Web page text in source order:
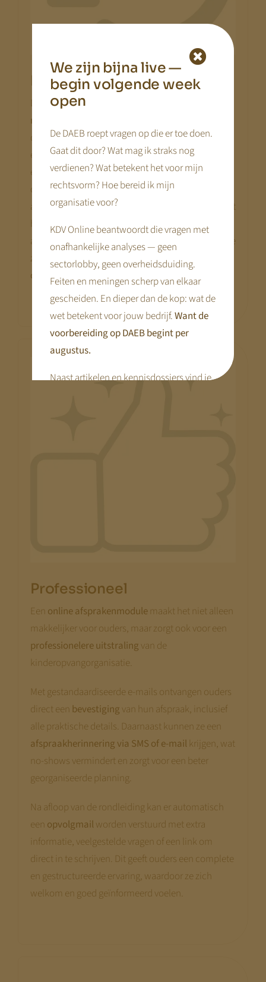
Efficiënt
Daarnaastverhoogt de rondleiding afspraak
module de efficiëntie
doordat afspraken automatisch worden ingepland
en bevestigd. Het voorkomt nog nabellen of mailen
en ouders vergeten ook niet de afspraak doordat de
ouder via e-mail en/of SMS wordt herinnerd aan de
afspraak. Dit voorkomt miscommunicatie en maakt
het proces overzichtelijker. Met een online
afsprakenmodule laat een kinderopvangorganisatie
zien dat zij meedenkt met de behoeften van
ouders, wat de klanttevredenheid ten goede komt.
Professioneel
Een online afsprakenmodulemaakt het niet alleen
makkelijker voor ouders, maar zorgt ook voor een
professionelere uitstraling van de
kinderopvangorganisatie.
Met gestandaardiseerde e-mails ontvangen ouders
direct een bevestiging van hun afspraak, inclusief
alle praktische details. Daarnaast kunnen ze een
afspraakherinnering via SMS of e-mailkrijgen, wat
no-shows vermindert en zorgt voor een beter
georganiseerde planning.
Na afloop van de rondleiding kan er automatisch
een opvolgmailworden verstuurd met extra
informatie, veelgestelde vragen of een link om
direct in te schrijven. Dit geeft ouders een complete
en gestructureerde ervaring, waardoor ze zich
welkom en goed geïnformeerd voelen.
We zijn bijna live —
begin volgende week
open
De DAEB roept vragen op die er toe doen.
Gaat dit door? Wat mag ik straks nog
verdienen? Wat betekent het voor mijn
rechtsvorm? Hoe bereid ik mijn
organisatie voor?
KDV Online beantwoordt die vragen met
onafhankelijke analyses — geen
sectorlobby, geen overheidsduiding.
Feiten en meningen scherp van elkaar
gescheiden. En dieper dan de kop: wat de
wet betekent voor jouw bedrijf.Want de
voorbereiding op DAEB begint per
augustus.
Naast artikelen en kennisdossiers vind je